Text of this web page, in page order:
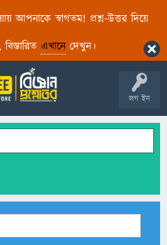
আপনাকে স্বাগতম! প্রশ্ন-উত্তর দিয়ে
এখানেদেখুন।
লগ ইন